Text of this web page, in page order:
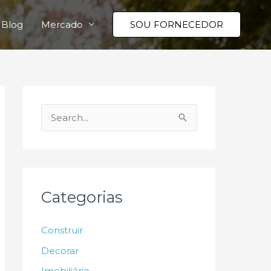
Blog Mercado SOU FORNECEDOR
e
i
r
Categorias
Construir
Decorar